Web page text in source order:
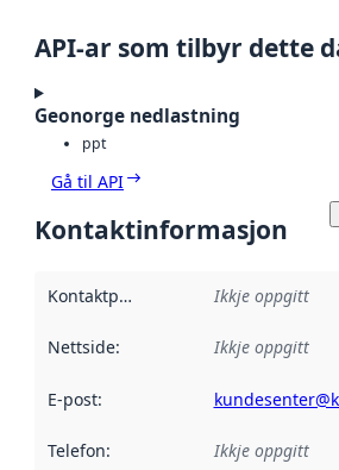
API-ar som tilbyr dette
Geonorge nedlastning
ppt
Gå til API
Kontaktinformasjon
Kontaktpunkt Ikkje oppgitt
Nettside: Ikkje oppgitt
E-post:
Telefon: Ikkje oppgitt